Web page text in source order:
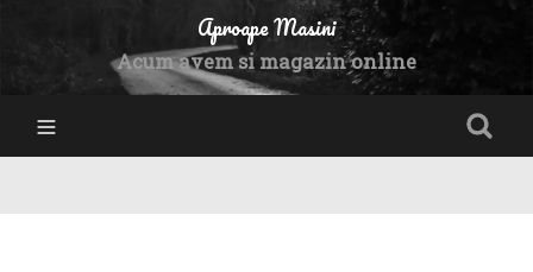
Aproape Masini
Acum avem si magazin online